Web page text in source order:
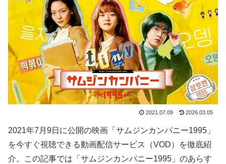
2021.07.09 2026.03.05
2021年7月9日に公開の映画「サムジンカンパニー1995」
を今すぐ視聴できる動画配信サービス（VOD）を徹底紹
介。この記事では「サムジンカンパニー1995」のあらす